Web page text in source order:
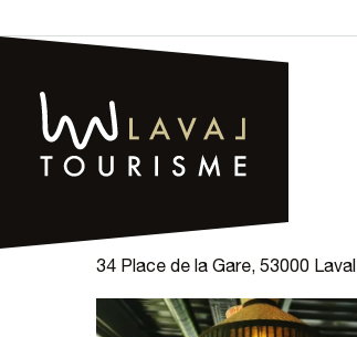
au
principal
Home – Tourism Innov'event
34 Place de la Gare, 53000 Laval